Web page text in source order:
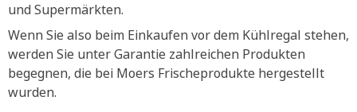
und Supermärkten.
Wenn Sie also beim Einkaufen vor dem Kühlregal stehen,
werden Sie unter Garantie zahlreichen Produkten
begegnen, die bei Moers Frischeprodukte hergestellt
wurden.